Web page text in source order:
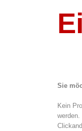
Sie
Kein